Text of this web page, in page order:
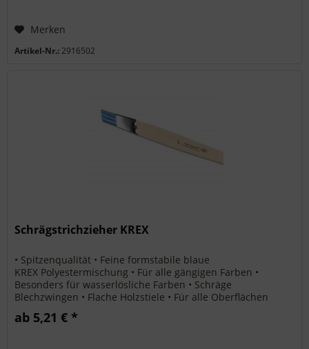
Merken
Artikel-Nr.:2916502
Schrägstrichzieher KREX
• Spitzenqualität • Feine formstabile blaue
KREX Polyestermischung • Für alle gängigen Farben •
Besonders für wasserlösliche Farben • Schräge
Blechzwingen • Flache Holzstiele • Für alle Oberflächen
Produkt- und Sicherheitshinweise: Für...
ab 5,21 € *